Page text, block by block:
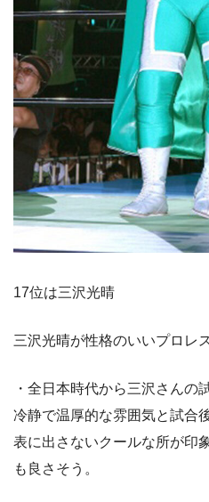
17位は三沢光晴
三沢光晴が性格のいいプロレ
・全日本時代から三沢さんの
冷静で温厚的な雰囲気と試合
表に出さないクールな所が印
も良さそう。